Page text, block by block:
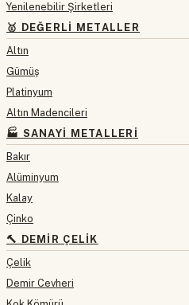
Yenilenebilir Şirketleri
🥇 DEĞERLI METALLER
Altın
Gümüş
Platinyum
Altın Madencileri
🏭 SANAYI METALLERI
Bakır
Alüminyum
Kalay
Çinko
🔨 DEMIR ÇELIK
Çelik
Demir Cevheri